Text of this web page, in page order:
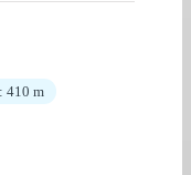
410 m